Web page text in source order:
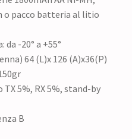
o pacco batteria al litio
-20° a +55°
64 (L)x 126 (A)x36(P)
5%, RX 5%, stand-by
B